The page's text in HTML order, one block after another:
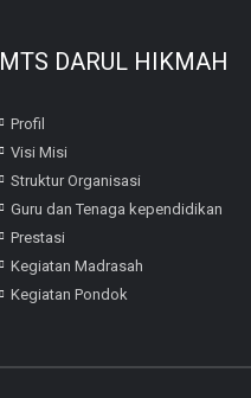
MTS DARUL HIKMAH
Profil
Visi Misi
Struktur Organisasi
Guru dan Tenaga kependidikan
Prestasi
Kegiatan Madrasah
Kegiatan Pondok